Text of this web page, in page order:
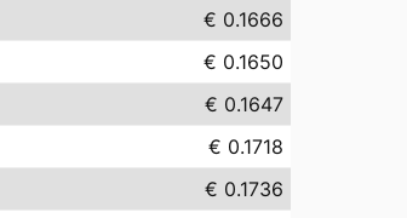
€ 0.1666
€ 0.1650
€ 0.1647
€ 0.1718
€ 0.1736